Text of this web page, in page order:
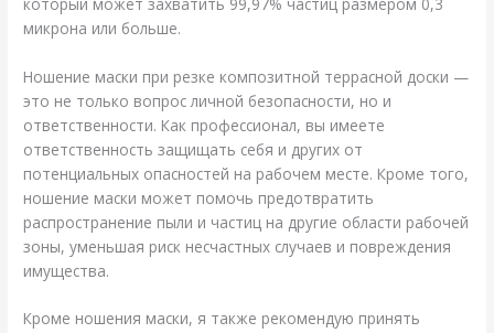
микрона или больше.
Ношение маски при резке композитной террасной доски —
это не только вопрос личной безопасности, но и
ответственности. Как профессионал, вы имеете
ответственность защищать себя и других от
потенциальных опасностей на рабочем месте. Кроме того,
ношение маски может помочь предотвратить
распространение пыли и частиц на другие области рабочей
зоны, уменьшая риск несчастных случаев и повреждения
имущества.
Кроме ношения маски, я также рекомендую принять